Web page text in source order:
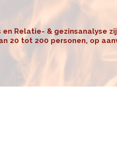
Relatie- & gezinsanalyse
20 tot 200 personen, op